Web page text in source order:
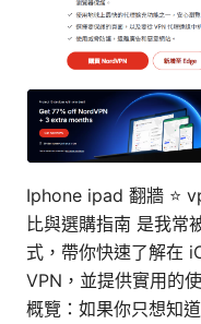
Iphone ipad 翻牆 ⭐
比與選購指南 是我常
式，帶你快速了解在
VPN，並提供實用的
概覽：如果你只想知